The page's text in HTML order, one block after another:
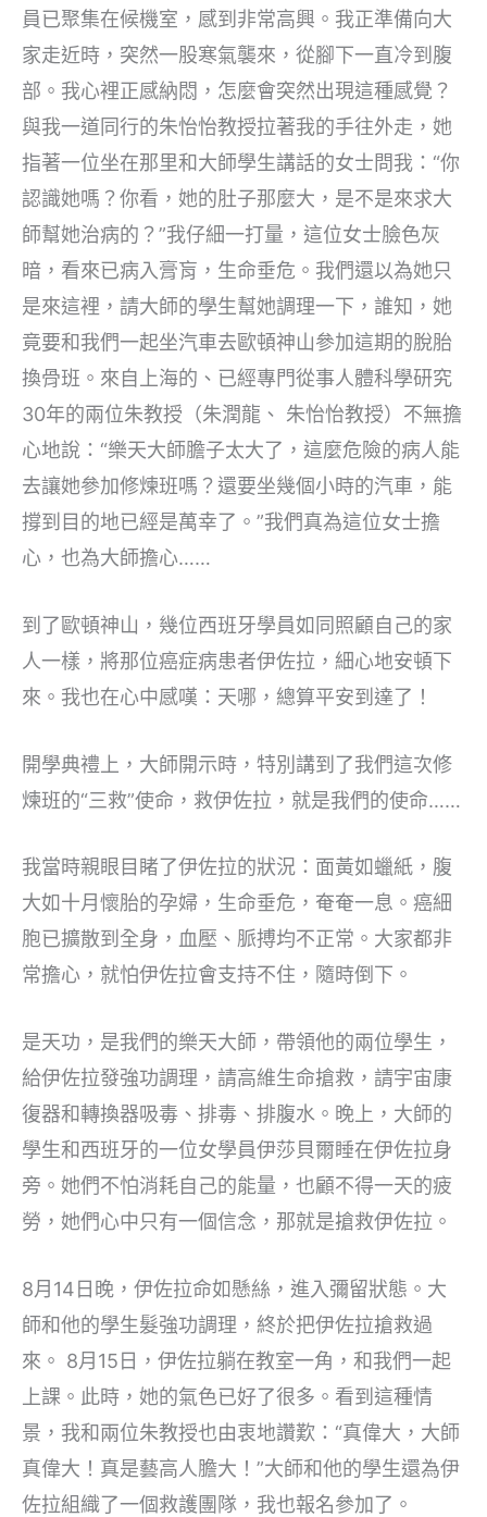
員已聚集在候機室，感到非常高興。我正準備向大
家走近時，突然一股寒氣襲來，從腳下一直冷到腹
部。我心裡正感納悶，怎麼會突然出現這種感覺？
與我一道同行的朱怡怡教授拉著我的手往外走，她
指著一位坐在那里和大師學生講話的女士問我：“你
認識她嗎？你看，她的肚子那麼大，是不是來求大
師幫她治病的？”我仔細一打量，這位女士臉色灰
暗，看來已病入膏肓，生命垂危。我們還以為她只
是來這裡，請大師的學生幫她調理一下，誰知，她
竟要和我們一起坐汽車去歐頓神山參加這期的脫胎
換骨班。來自上海的、已經專門從事人體科學研究
30年的兩位朱教授（朱潤龍、 朱怡怡教授）不無擔
心地說：“樂天大師膽子太大了，這麼危險的病人能
去讓她參加修煉班嗎？還要坐幾個小時的汽車，能
撐到目的地已經是萬幸了。”我們真為這位女士擔
心，也為大師擔心……
到了歐頓神山，幾位西班牙學員如同照顧自己的家
人一樣，將那位癌症病患者伊佐拉，細心地安頓下
來。我也在心中感嘆：天哪，總算平安到達了！
開學典禮上，大師開示時，特別講到了我們這次修
煉班的“三救”使命，救伊佐拉，就是我們的使命……
我當時親眼目睹了伊佐拉的狀況：面黃如蠟紙，腹
大如十月懷胎的孕婦，生命垂危，奄奄一息。癌細
胞已擴散到全身，血壓、脈搏均不正常。大家都非
常擔心，就怕伊佐拉會支持不住，隨時倒下。
是天功，是我們的樂天大師，帶領他的兩位學生，
給伊佐拉發強功調理，請高維生命搶救，請宇宙康
復器和轉換器吸毒、排毒、排腹水。晚上，大師的
學生和西班牙的一位女學員伊莎貝爾睡在伊佐拉身
旁。她們不怕消耗自己的能量，也顧不得一天的疲
勞，她們心中只有一個信念，那就是搶救伊佐拉。
8月14日晚，伊佐拉命如懸絲，進入彌留狀態。大
師和他的學生髮強功調理，終於把伊佐拉搶救過
來。 8月15日，伊佐拉躺在教室一角，和我們一起
上課。此時，她的氣色已好了很多。看到這種情
景，我和兩位朱教授也由衷地讚歎：“真偉大，大師
真偉大！真是藝高人膽大！”大師和他的學生還為伊
佐拉組織了一個救護團隊，我也報名參加了。